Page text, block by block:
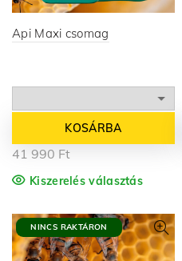
Api Maxi csomag
KOSÁRBA
41 990 Ft
Kiszerelés választás
NINCS RAKTÁRON